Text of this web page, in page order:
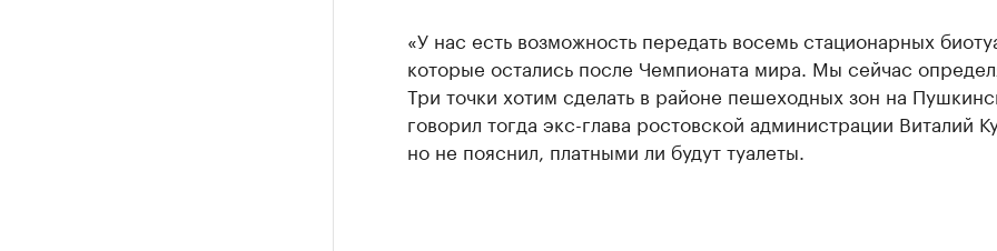
«У нас есть возможность передать восемь стационарных
которые остались после Чемпионата мира. Мы сейчас
Три точки хотим сделать в районе пешеходных зон на
говорил тогда экс-глава ростовской администрации Виталий
но не пояснил, платными ли будут туалеты.